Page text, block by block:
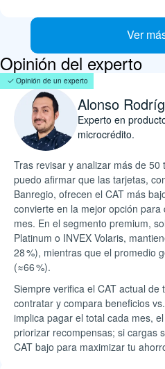
Ver
Opinión del experto
Opinión de un experto
Alonso
Experto en
microcrédito.
Tras revisar y analizar más de 50
puedo afirmar que las tarjetas,
Banregio, ofrecen el CAT más
convierte en la mejor opción
mes. En el segmento premium,
Platinum o INVEX Volaris,
28 %), mientras que el promedio
(≈66 %).
Siempre verifica el CAT actual de
contratar y compara beneficios
implica pagar el total cada mes,
priorizar recompensas; si cargas
CAT bajo para maximizar tu